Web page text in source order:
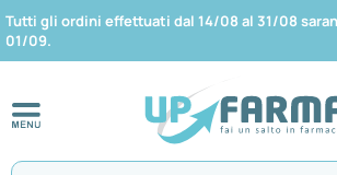
Tutti gli ordini effettuati dal 14/08 al 31/08
01/09.